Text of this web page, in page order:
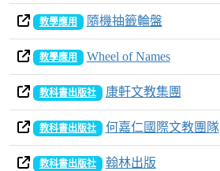
教學應用 隨機抽籤輪盤
教學應用 Wheel of Names
教科書出版社 康軒文教集團
教科書出版社 何嘉仁國際文教團隊
教科書出版社 翰林出版